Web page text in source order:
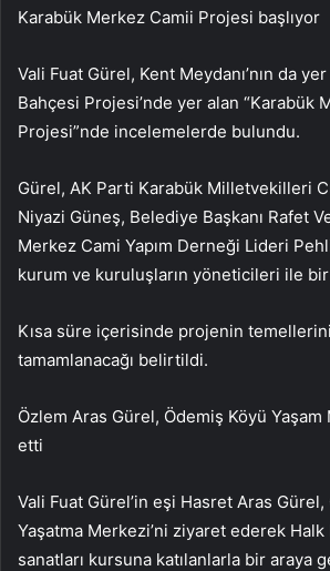
Karabük Merkez Camii Projesi başlıyor
Vali Fuat Gürel, Kent Meydanı’nın da
Bahçesi Projesi’nde yer alan “Karabük
Projesi”nde incelemelerde bulundu.
Gürel, AK Parti Karabük Milletvekilleri
Niyazi Güneş, Belediye Başkanı Rafet
Merkez Cami Yapım Derneği Lideri
kurum ve kuruluşların yöneticileri ile
Kısa süre içerisinde projenin
tamamlanacağı belirtildi.
Özlem Aras Gürel, Ödemiş Köyü Yaşam
etti
Vali Fuat Gürel’in eşi Hasret Aras
Yaşatma Merkezi’ni ziyaret ederek
sanatları kursuna katılanlarla bir araya